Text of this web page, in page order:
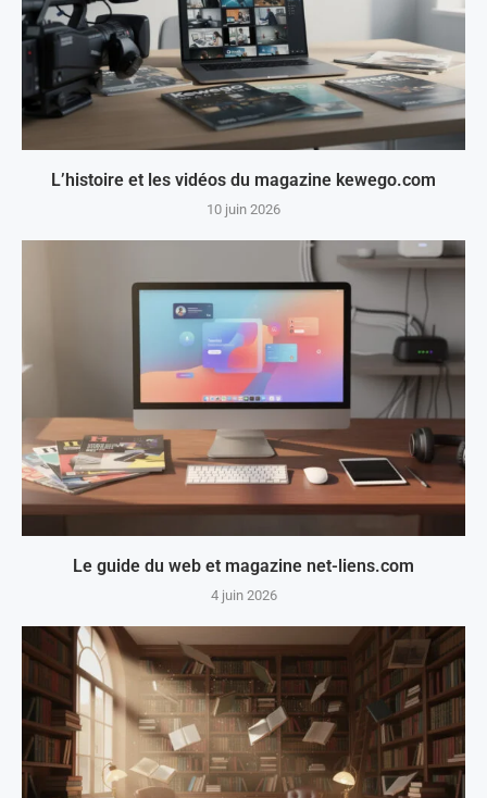
L’histoire et les vidéos du magazine kewego.com
10 juin 2026
Le guide du web et magazine net-liens.com
4 juin 2026